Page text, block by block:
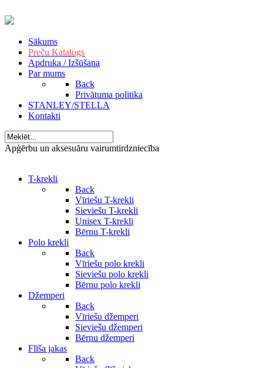
Sākums
Preču Katalogs
Apdruka / Izšūšana
Par mums
Back
Privātuma politika
STANLEY/STELLA
Kontakti
Apģērbu un aksesuāru vairumtirdzniecība
T-krekli
Back
Vīriešu T-krekli
Sieviešu T-krekli
Unisex T-krekli
Bērnu T-krekli
Polo krekli
Back
Vīriešu polo krekli
Sieviešu polo krekli
Bērnu polo krekli
Džemperi
Back
Vīriešu džemperi
Sieviešu džemperi
Bērnu džemperi
Flīša jakas
Back